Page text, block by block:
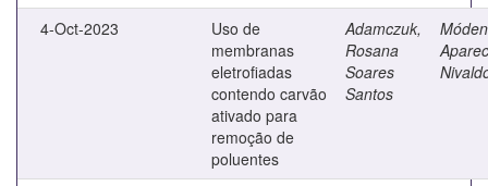
4-Oct-2023
Uso de
membranas
eletrofiadas
contendo carvão
ativado para
remoção de
poluentes
Adamczuk,
Rosana
Soares
Santos